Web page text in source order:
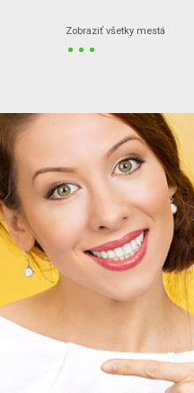
Zobraziť všetky mestá
...